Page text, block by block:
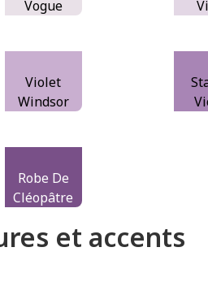
Vogue
Violet
Windsor
Robe De
Cléopâtre
et accents